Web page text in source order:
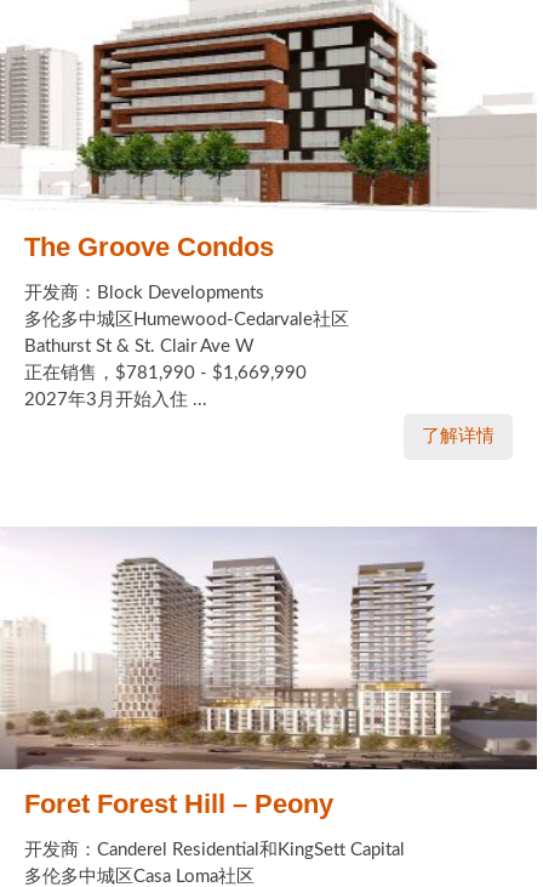
The Groove Condos
开发商：Block Developments
多伦多中城区Humewood-Cedarvale社区
Bathurst St & St. Clair Ave W
正在销售，$781,990 - $1,669,990
2027年3月开始入住 ...
了解详情
Foret Forest Hill – Peony
开发商：Canderel Residential和KingSett Capital
多伦多中城区Casa Loma社区